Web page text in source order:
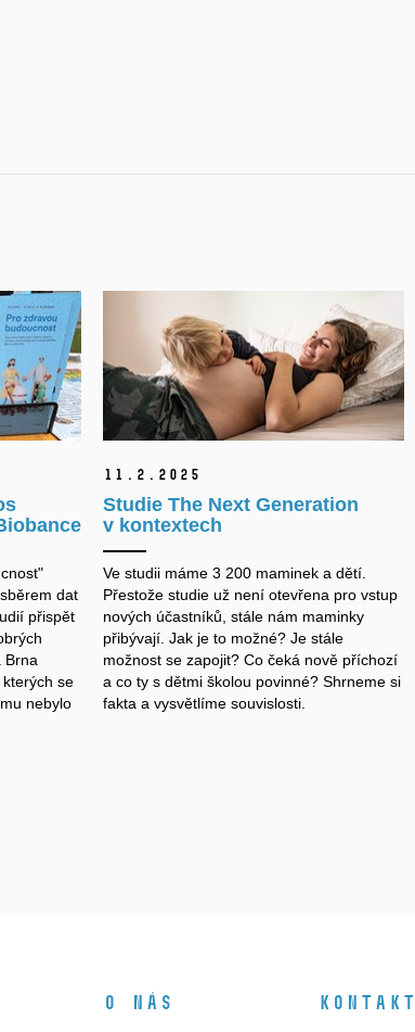
dat
přispět
Brna
se
nebylo
11. 2. 2025
Studie The Next Generation
v kontextech
Ve studii máme 3 200 maminek a dětí.
Přestože studie už není otevřena pro vstup
nových účastníků, stále nám maminky
přibývají. Jak je to možné? Je stále
možnost se zapojit? Co čeká nově příchozí
a co ty s dětmi školou povinné? Shrneme si
fakta a vysvětlíme souvislosti.
O nás Kontakt